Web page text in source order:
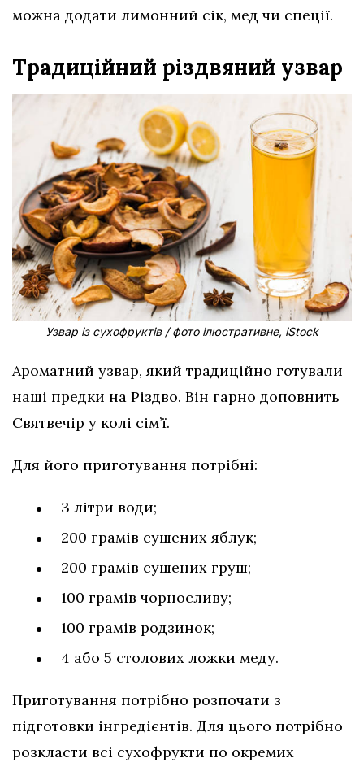
можна додати лимонний сік, мед чи спеції.
Традиційний різдвяний узвар
Узвар із сухофруктів / фото ілюстративне, iStock
Ароматний узвар, який традиційно готували
наші предки на Різдво. Він гарно доповнить
Святвечір у колі сім’ї.
Для його приготування потрібні:
3 літри води;
200 грамів сушених яблук;
200 грамів сушених груш;
100 грамів чорносливу;
100 грамів родзинок;
4 або 5 столових ложки меду.
Приготування потрібно розпочати з
підготовки інгредієнтів. Для цього потрібно
розкласти всі сухофрукти по окремих